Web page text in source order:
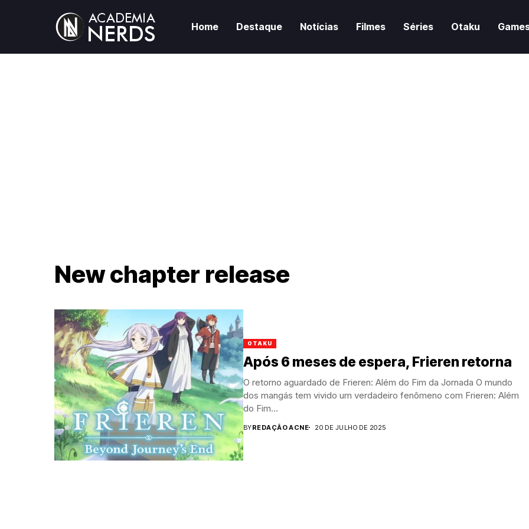
Home Destaque Notícias Filmes Séries Otaku
New chapter release
OTAKU
Após 6 meses de espera, Frieren retorna
O retorno aguardado de Frieren: Além do Fim da Jornada O mundo
dos mangás tem vivido um verdadeiro fenômeno com Frieren: Além
do Fim...
BYREDAÇÃO ACNE 20 DE JULHO DE 2025